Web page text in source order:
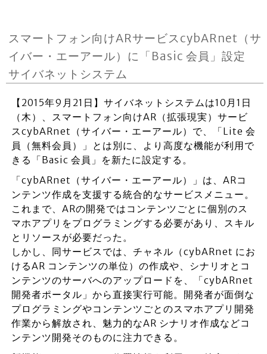
スマートフォン向けARサービスcybARnet（サ
イバー・エーアール）に「Basic 会員」設定
サイバネットシステム
【2015年9月21日】サイバネットシステムは10月1日
（木）、スマートフォン向けAR（拡張現実）サービ
スcybARnet（サイバー・エーアール）で、「Lite 会
員（無料会員）」とは別に、より高度な機能が利用で
きる「Basic 会員」を新たに設定する。
「cybARnet（サイバー・エーアール）」は、ARコ
ンテンツ作成を支援する統合的なサービスメニュー。
これまで、ARの開発ではコンテンツごとに個別のス
マホアプリをプログラミングする必要があり、スキル
とリソースが必要だった。
しかし、同サービスでは、チャネル（cybARnet にお
けるAR コンテンツの単位）の作成や、シナリオとコ
ンテンツのサーバへのアップロードを、「cybARnet
開発者ポータル」から直接実行可能。開発者が面倒な
プログラミングやコンテンツごとのスマホアプリ開発
作業から解放され、魅力的なAR シナリオ作成などコ
ンテンツ開発そのものに注力できる。